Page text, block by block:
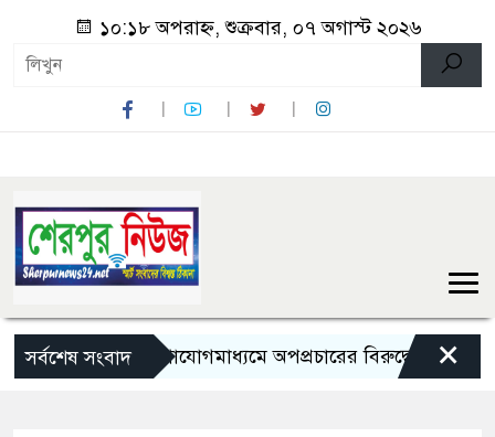
১০:১৮ অপরাহ্ন, শুক্রবার, ০৭ অগাস্ট ২০২৬
সর্বশেষ সংবাদ
সামাজিক যোগাযোগমাধ্যমে অপপ্রচারের বিরুদ্ধে সতর্ক থাকার
×